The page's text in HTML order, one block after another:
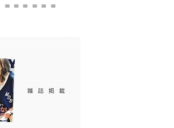
= = = = = =